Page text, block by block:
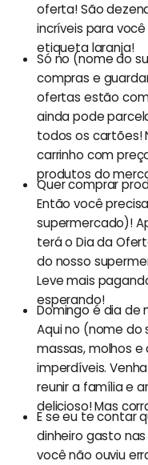
oferta! São
incríveis para
etiqueta laranja!
Só no (nome do
compras e
ofertas estão
ainda pode
todos os cartões!
carrinho com
produtos do
Quer comprar
Então você
supermercado)!
terá o Dia da
do nosso
Leve mais
esperando!
Domingo é dia de
Aqui no (nome
massas, molhos
imperdíveis.
reunir a família e
delicioso! Mas
E se eu te contar
dinheiro gasto
você não ouviu